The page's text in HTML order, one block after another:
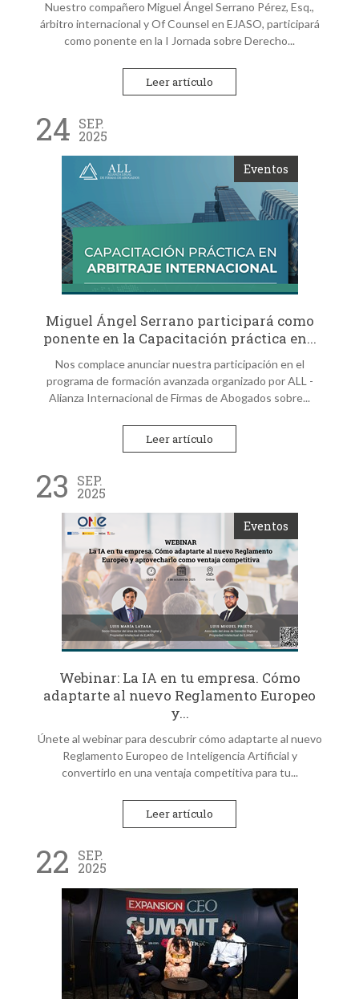
Nuestro compañero Miguel Ángel Serrano Pérez, Esq.,
árbitro internacional y Of Counsel en EJASO, participará
como ponente en la I Jornada sobre Derecho...
Leer artículo
24 SEP.
2025
Eventos
Miguel Ángel Serrano participará como
ponente en la Capacitación práctica en...
Nos complace anunciar nuestra participación en el
programa de formación avanzada organizado por ALL -
Alianza Internacional de Firmas de Abogados sobre...
Leer artículo
23 SEP.
2025
Eventos
Webinar: La IA en tu empresa. Cómo
adaptarte al nuevo Reglamento Europeo
y...
Únete al webinar para descubrir cómo adaptarte al nuevo
Reglamento Europeo de Inteligencia Artificial y
convertirlo en una ventaja competitiva para tu...
Leer artículo
22 SEP.
2025